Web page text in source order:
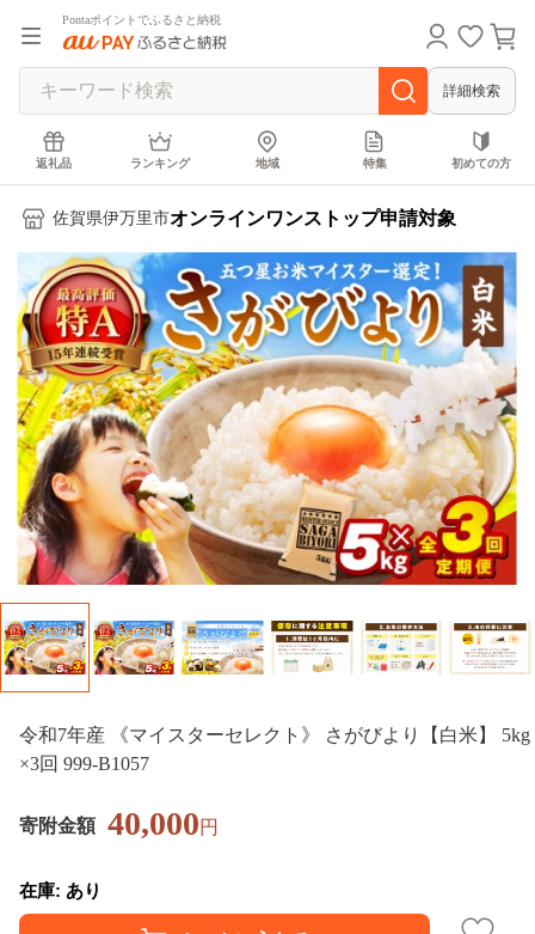
Pontaポイントでふるさと納税
詳細検索
返礼品 ランキング 地域 特集 初めての方
佐賀県伊万里市オンラインワンストップ申請対象
令和7年産 《マイスターセレクト》 さがびより【白米】 5kg
×3回 999-B1057
寄附金額 40,000円
在庫: あり